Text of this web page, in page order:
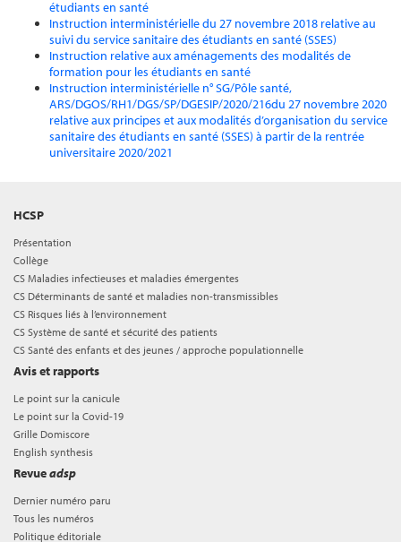
étudiants en santé
Instruction interministérielle du 27 novembre 2018 relative au
suivi du service sanitaire des étudiants en santé (SSES)
Instruction relative aux aménagements des modalités de
formation pour les étudiants en santé
Instruction interministérielle n° SG/Pôle santé,
ARS/DGOS/RH1/DGS/SP/DGESIP/2020/216du 27 novembre 2020
relative aux principes et aux modalités d’organisation du service
sanitaire des étudiants en santé (SSES) à partir de la rentrée
universitaire 2020/2021
HCSP
Présentation
Collège
CS Maladies infectieuses et maladies émergentes
CS Déterminants de santé et maladies non-transmissibles
CS Risques liés à l’environnement
CS Système de santé et sécurité des patients
CS Santé des enfants et des jeunes / approche populationnelle
Avis et rapports
Le point sur la canicule
Le point sur la Covid-19
Grille Domiscore
English synthesis
Revueadsp
Dernier numéro paru
Tous les numéros
Politique éditoriale